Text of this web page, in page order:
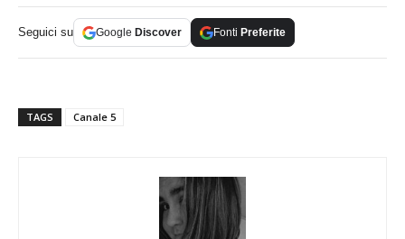
Seguici su Google Discover Fonti Preferite
TAGS Canale 5